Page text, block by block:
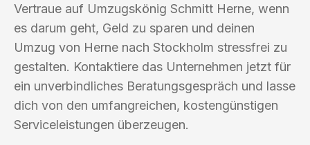
Vertraue auf Umzugskönig Schmitt Herne, wenn
es darum geht, Geld zu sparen und deinen
Umzug von Herne nach Stockholm stressfrei zu
gestalten. Kontaktiere das Unternehmen jetzt für
ein unverbindliches Beratungsgespräch und lasse
dich von den umfangreichen, kostengünstigen
Serviceleistungen überzeugen.